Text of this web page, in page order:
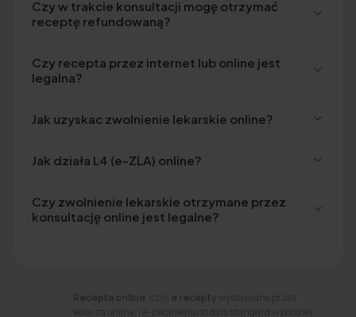
Czy w trakcie konsultacji mogę otrzymać
receptę refundowaną?
Czy recepta przez internet lub online jest
legalna?
Jak uzyskac zwolnienie lekarskie online?
Jak działa L4 (e-ZLA) online?
Czy zwolnienie lekarskie otrzymane przez
konsultację online jest legalne?
Recepta online , czyli e recepty wystawiane przez
lekarza online, i e-zwolnienia to dziś standard w polskiej